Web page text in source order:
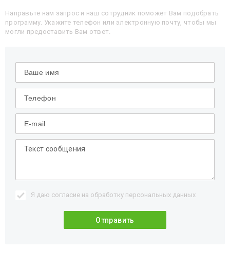
Направьте нам запрос и наш сотрудник поможет Вам подобрать
программу. Укажите телефон или электронную почту, чтобы мы
могли предоставить Вам ответ.
Я даю согласие на обработку персональных данных